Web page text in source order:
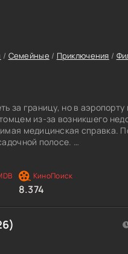
/ Семейные / Приключения /
за границу, но в
из-за возникшего
медицинская справка.
полосе.
собака по кличке Пальма
день она выходит наружу,
верит и надеется на то, что
а он не возвращается. За
всего аэропорта.
центре всех событий.
8.374